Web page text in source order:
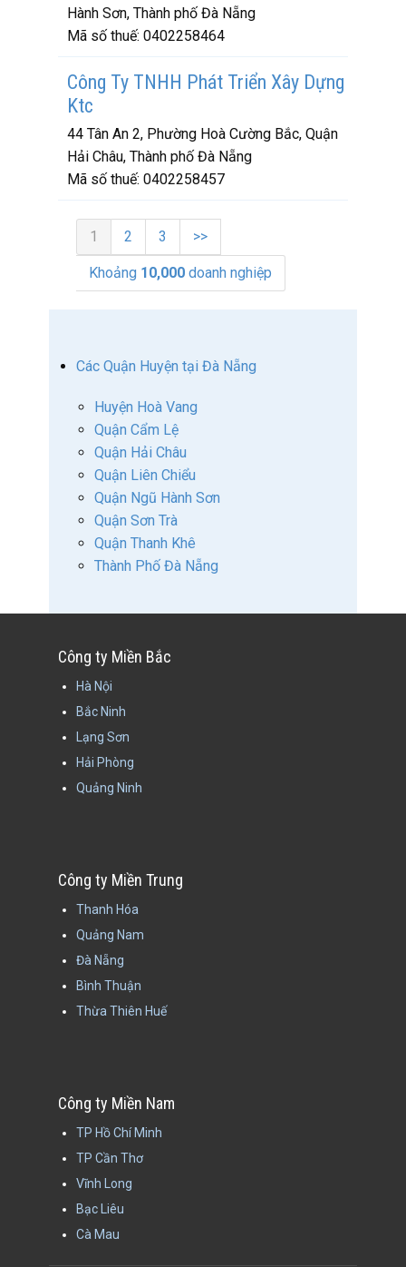
Hành Sơn, Thành phố Đà Nẵng
Mã số thuế: 0402258464
Công Ty TNHH Phát Triển Xây Dựng
Ktc
44 Tân An 2, Phường Hoà Cường Bắc, Quận
Hải Châu, Thành phố Đà Nẵng
Mã số thuế: 0402258457
1 2 3 >>
Khoảng 10,000 doanh nghiệp
Các Quận Huyện tại Đà Nẵng
Huyện Hoà Vang
Quận Cẩm Lệ
Quận Hải Châu
Quận Liên Chiểu
Quận Ngũ Hành Sơn
Quận Sơn Trà
Quận Thanh Khê
Thành Phố Đà Nẵng
Công ty Miền Bắc
Hà Nội
Bắc Ninh
Lạng Sơn
Hải Phòng
Quảng Ninh
Công ty Miền Trung
Thanh Hóa
Quảng Nam
Đà Nẵng
Bình Thuận
Thừa Thiên Huế
Công ty Miền Nam
TP Hồ Chí Minh
TP Cần Thơ
Vĩnh Long
Bạc Liêu
Cà Mau